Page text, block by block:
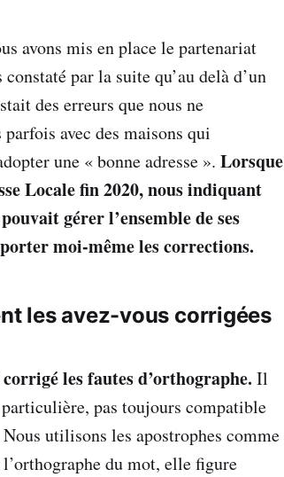
avons mis en place le partenariat
par la suite qu’au delà d’un
des erreurs que nous ne
avec des maisons qui
une « bonne adresse ». Lorsque
Locale fin 2020, nous indiquant
gérer l’ensemble de ses
moi-même les corrections.
les avez-vous corrigées
les fautes d’orthographe. Il
pas toujours compatible
utilisons les apostrophes comme
l’orthographe du mot, elle figure